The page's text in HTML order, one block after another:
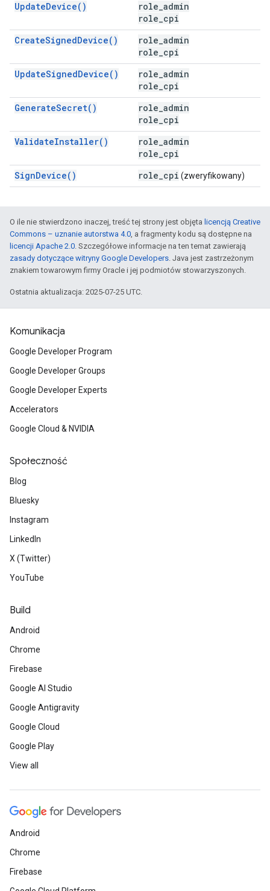
UpdateDevice()
role_admin
role_cpi
CreateSignedDevice()
role_admin
role_cpi
UpdateSignedDevice()
role_admin
role_cpi
GenerateSecret()
role_admin
role_cpi
ValidateInstaller()
role_admin
role_cpi
SignDevice()
role cpi (zweryfikowany)
O ile nie stwierdzono inaczej, treść tej strony jest objęta licencją Creative
Commons – uznanie autorstwa 4.0, a fragmenty kodu są dostępne na
licencji Apache 2.0. Szczegółowe informacje na ten temat zawierają
zasady dotyczące witryny Google Developers. Java jest zastrzeżonym
znakiem towarowym firmy Oracle i jej podmiotów stowarzyszonych.
Ostatnia aktualizacja: 2025-07-25 UTC.
Komunikacja
Google Developer Program
Google Developer Groups
Google Developer Experts
Accelerators
Google Cloud & NVIDIA
Społeczność
Blog
Bluesky
Instagram
LinkedIn
X (Twitter)
YouTube
Build
Android
Chrome
Firebase
Google AI Studio
Google Antigravity
Google Cloud
Google Play
View all
Android
Chrome
Firebase